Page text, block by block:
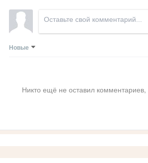
Новые
Никто ещё не оставил комментариев,